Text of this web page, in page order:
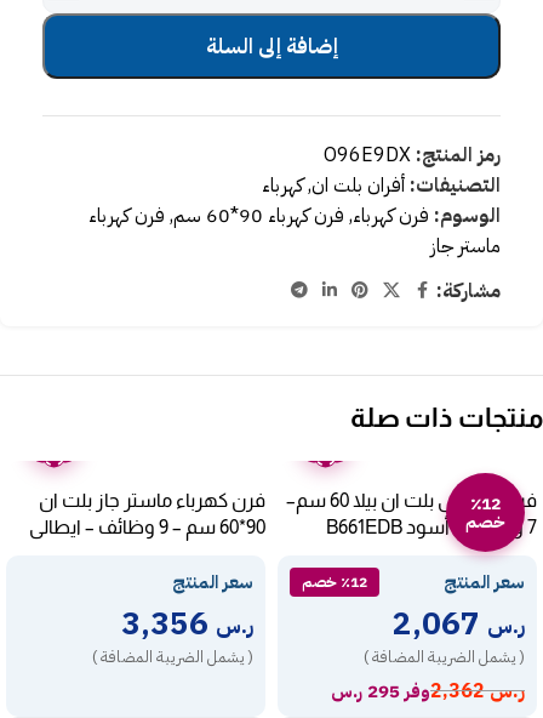
إضافة إلى السلة
رمز المنتج: O96E9DX
التصنيفات: أفران بلت ان,كهرباء
الوسوم: فرن كهرباء, فرن كهرباء 90*60 سم , فرن كهرباء
ماستر جاز
مشاركة:
منتجات ذات صلة
٪12
خصم
فرن كهربائى بلت ان بيلا 60 سم–
7 وظائف – أسود B661EDB
سعر المنتج ٪12 خصم
ر.س
( يشمل الضريبة المضافة )
ر.س2,362 وفر 295 ر.س
فرن كهرباء ماستر جاز بلت ان
90*60 سم – 9 وظائف – ايطالى
سعر المنتج
ر.س
( يشمل الضريبة المضافة )